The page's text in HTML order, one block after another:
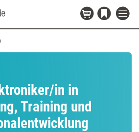
in in
Training und